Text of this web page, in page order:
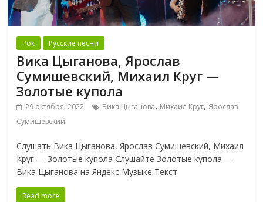
Рок Русские песни
Вика Цыганова, Ярослав
Сумишевский, Михаил Круг —
Золотые купола
29 октября, 2022 Вика Цыганова, Михаил Круг,Ярослав
Сумишевский
Слушать Вика Цыганова, Ярослав Сумишевский, Михаил
Круг — Золотые купола Слушайте Золотые купола —
Вика Цыганова на Яндекс Музыке Текст
Read more